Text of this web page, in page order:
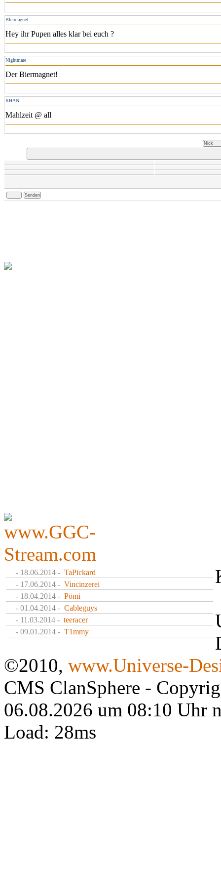
Bleimagnet
Hey ihr Pupen alles klar bei euch ?
Nightmare
Der Biermagnet!
KHAN
Mahlzeit @ all
- 18.06.2014 - TaPickard
- 17.06.2014 - Vincinzerei
- 18.04.2014 - Pömi
- 01.04.2014 - Cableguys
- 11.03.2014 - teeracer
- 09.01.2014 - T1mmy
©2010, www.Universe-
CMS ClanSphere -
06.08.2026 um 08:10 Uhr
Load: 28ms